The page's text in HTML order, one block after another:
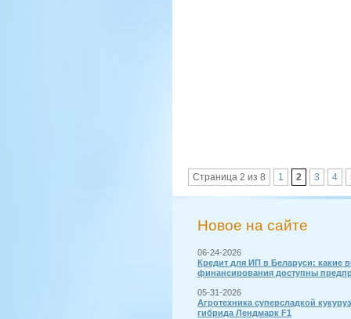
Страница 2 из 8 1 2 3 4
Новое на сайте
06-24-2026
Кредит для ИП в Беларуси: какие
финансирования доступны
05-31-2026
Агротехника суперсладкой
гибрида Лендмарк F1